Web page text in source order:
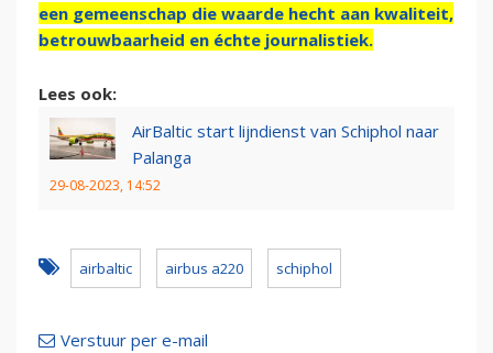
een gemeenschap die waarde hecht aan kwaliteit,
betrouwbaarheid en échte journalistiek.
Lees ook:
AirBaltic start lijndienst van Schiphol naar
Palanga
29-08-2023, 14:52
airbaltic airbus a220 schiphol
Verstuur per e-mail